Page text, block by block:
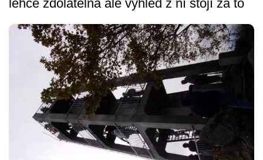
lehce zdolatelná ale výhled z ní stojí za to